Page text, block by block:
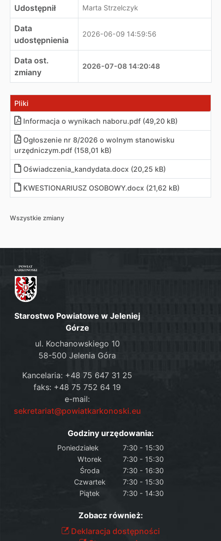
Udostępnił Marta Strzelczyk
Data
udostępnienia
2026-06-09 14:59:56
Data ost.
zmiany
2026-07-08 14:20:48
Pliki
Informacja o wynikach naboru.pdf (49,20 kB)
Ogłoszenie nr 8/2026 o wolnym stanowisku
urzędniczym.pdf (158,01 kB)
Oświadczenia_kandydata.docx (20,25 kB)
KWESTIONARIUSZ OSOBOWY.docx (21,62 kB)
Wszystkie zmiany
Starostwo Powiatowe w Jeleniej
Górze
ul. Kochanowskiego 10
58-500 Jelenia Góra
Kancelaria: +48 75 647 31 25
faks: +48 75 752 64 19
e-mail:
sekretariat@powiatkarkonoski.eu
Godziny urzędowania:
Poniedziałek
7:30 - 15:30
Wtorek
7:30 - 15:30
Środa
7:30 - 16:30
Czwartek
7:30 - 15:30
Piątek
7:30 - 14:30
Zobacz również:
Deklaracja dostępności